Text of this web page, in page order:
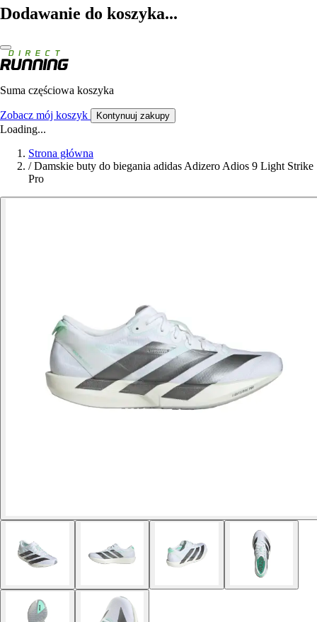
Dodawanie do koszyka...
Suma częściowa koszyka
Zobacz mój koszyk Kontynuuj zakupy
Loading...
Strona główna
/ Damskie buty do biegania adidas Adizero Adios 9 Light Strike
Pro